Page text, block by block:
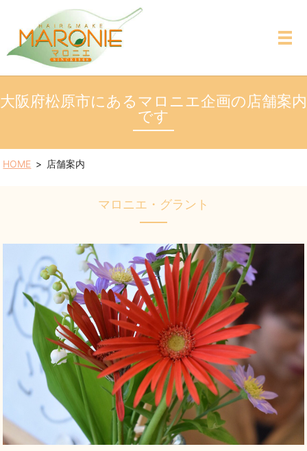
大阪府松原市にあるマロニエ企画の店舗案内
です
HOME 店舗案内
マロニエ・グラント